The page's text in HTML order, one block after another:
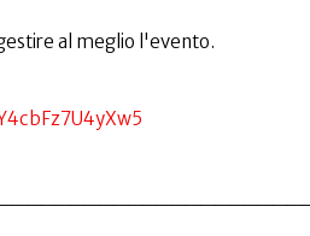
al meglio l'evento.